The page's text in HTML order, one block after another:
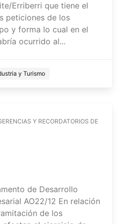
Erriberri que tiene el
peticiones de los
y forma lo cual en el
ocurrido al...
y Turismo
Y RECORDATORIOS DE
de Desarrollo
AO22/12 En relación
de los